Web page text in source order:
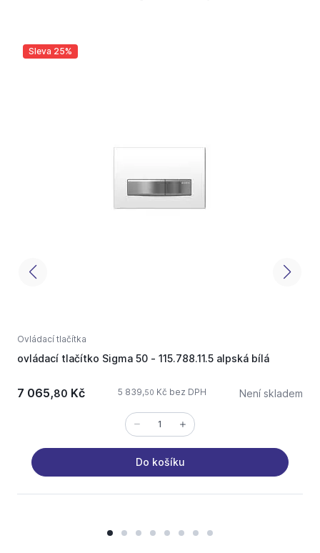
Sleva 25%
Ovládací tlačítka
ovládací tlačítko Sigma 50 - 115.788.11.5 alpská bílá
7 065,80 Kč 5 839,50 Kč bez DPH Není skladem
Do košíku